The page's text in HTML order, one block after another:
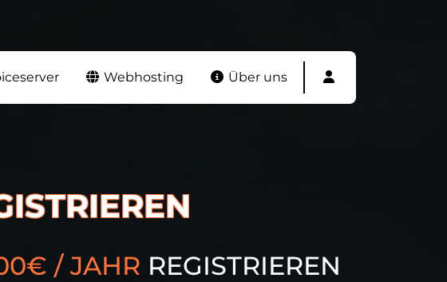
Webhosting Über uns
/ JAHR REGISTRIEREN